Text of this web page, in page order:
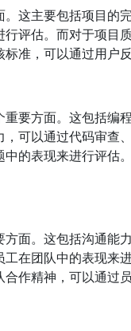
这主要包括项目的
评估。而对于项目
准，可以通过用户
要方面。这包括编
可以通过代码审查
的表现来进行评估
面。这包括沟通能
在团队中的表现来
作精神，可以通过